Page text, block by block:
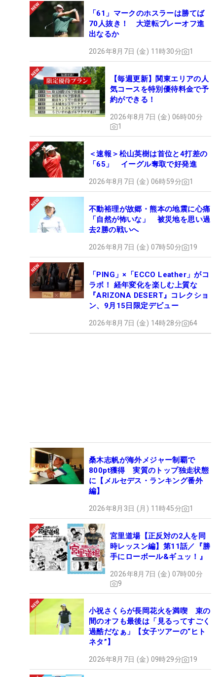
「61」マークのホスラーは勝てば
70人抜き！ 大逆転プレーオフ進
出なるか
2026年8月7日 (金) 11時30分 1
【毎週更新】関東エリアの人
気コースを特別優待料金で予
約ができる！
2026年8月7日 (金) 06時00分
1
＜速報＞松山英樹は首位と4打差の
「65」 イーグル奪取で好発進
2026年8月7日 (金) 06時59分 1
不動裕理が故郷・熊本の地震に心痛
「自然が怖いな」 被災地を思い過
去2勝の戦いへ
2026年8月7日 (金) 07時50分 19
「PING」×「ECCO Leather」がコ
ラボ！ 経年変化を楽しむ上質な
『ARIZONA DESERT』コレクショ
ン、9月15日限定デビュー
2026年8月7日 (金) 14時28分 64
桑木志帆が海外メジャー制覇で
800pt獲得 実質のトップ独走状態
に【メルセデス・ランキング番外
編】
2026年8月3日 (月) 11時45分 1
宮里道場【正反対の2人を同
時レッスン編】第11話／『勝
手にローボール&ギュッ！』
2026年8月7日 (金) 07時00分
9
小祝さくらが長岡花火を満喫 束の
間のオフも最後は「見るってすごく
過酷だなぁ」【女子ツアーの“ヒト
ネタ”】
2026年8月7日 (金) 09時29分 19